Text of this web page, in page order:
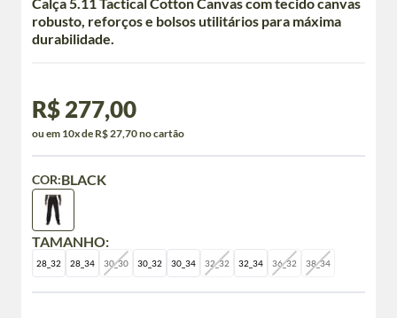
robusto, reforços e bolsos utilitários para máxima
durabilidade.
R$ 277,00
ou em 10x de R$ 27,70 no cartão
TAMANHO:
28_32 28_34 30_30 30_32 30_34 32_32 32_34 36_32 38_34
COR:BLACK